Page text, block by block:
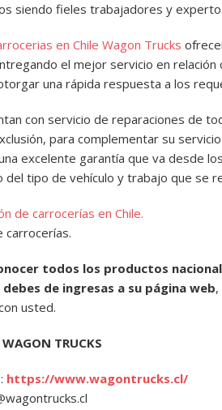
siendo fieles trabajadores y
en Chile Wagon Trucks
el mejor servicio en relación
una rápida respuesta a los
con servicio de reparaciones de
para complementar su
excelente garantía que va desde
del tipo de vehículo y trabajo que se
de carrocerías en Chile.
carrocerías.
todos los productos
de ingresas a su página web
usted.
TRUCKS
: https://www.wagontrucks.cl/